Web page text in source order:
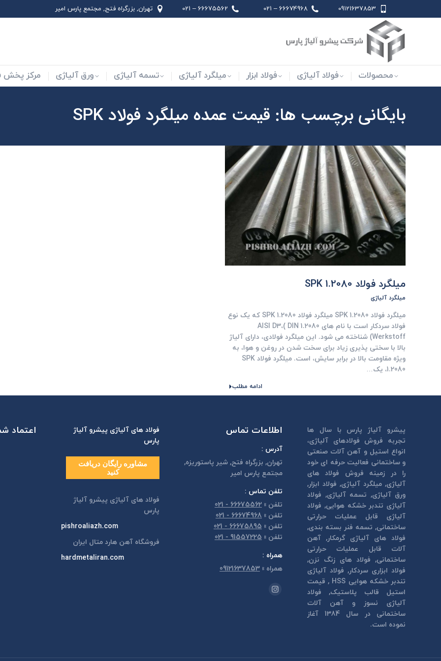
09121637853
66674968 – 021
66675562 – 021 تهران, بزرگراه فتح, مجتمع پارس امير
محصولات فولاد آلیاژی فولاد ابزار میلگرد آلیاژی تسمه آلیاژی ورق آلیاژی مرکز پخش
بایگانی برچسب ها: قیمت عمده میلگرد فولاد SPK
میلگرد فولاد SPK 1.2080
میلگرد آلیاژی
میلگرد فولاد SPK 1.2080 میلگرد فولاد SPK 1.2080 که یک نوع
فولاد سردکار است با نام های AISI D3،( DIN 1.2080
(Werkstoff شناخته می شود. این میلگرد فولادی، دارای آلیاژ
بالا با سختی پذیری زیاد برای سخت شدن در روغن و هوا، به
ویژه مقاومت بالا در برابر سایش، است. میلگرد فولاد SPK
1.2080، یک…
ادامه مطلب
پیشرو آلیاژ پارس با سال ها
تجربه فروش فولادهای آلیاژی،
انواع استیل و آهن آلات صنعتی
و ساختمانی فعالیت حرفه ای خود
را در زمینه فروش فولاد های
آلیاژی, میلگرد آلیاژی, فولاد ابزار,
ورق آلیاژی, تسمه آلیاژی, فولاد
آلیاژی تندبر خشكه هوايی, فولاد
آلیاژی قابل عمليات حرارتی
ساختمانی, تسمه فنر بسته بندی,
فولاد های آلیاژی گرمكار, آهن
آلات قابل عمليات حرارتی
ساختمانی, فولاد های زنگ نزن,
فولاد ابزاری سردكار, فولاد آلیاژی
تندبر خشكه هوايی HSS , قیمت
استیل قالب پلاستيک, فولاد
آلیاژی نسوز و آهن آلات
ساختمانی در سال 1384 آغاز
نموده است.
اطلاعات تماس
آدرس :
تهران, بزرگراه فتح, شير پاستوريزه,
مجتمع پارس امير
تلفن تماس :
تلفن »
66675562 - 021
تلفن »
66674968 - 021
تلفن »
66675895 - 021
تلفن »
91557225 - 021
همراه :
همراه »
09121637853
مارا در اینجا پیدا کنید:
اینستاگرام
window
فولاد های آلیاژی پیشرو آلیاژ
پارس
مشاوره رایگان دریافت
کنید
فولاد های آلیاژی پیشرو آلیاژ
پارس
pishroaliazh.com
فروشگاه آهن هارد متال ایران
hardmetaliran.com
اعتماد
محصولات میلگرد آلیاژی تسمه آلیاژی